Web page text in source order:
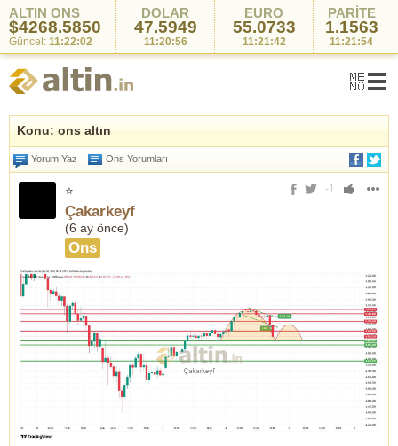
ALTIN ONS
$4268.5850
Güncel: 11:22:02
DOLAR
47.5949
11:20:56
EURO
55.0733
11:21:42
PARİTE
1.1563
11:21:54
Konu: ons altın
Yorum Yaz Ons Yorumları
⭐
Çakarkeyf
(6 ay önce)
Ons
-1